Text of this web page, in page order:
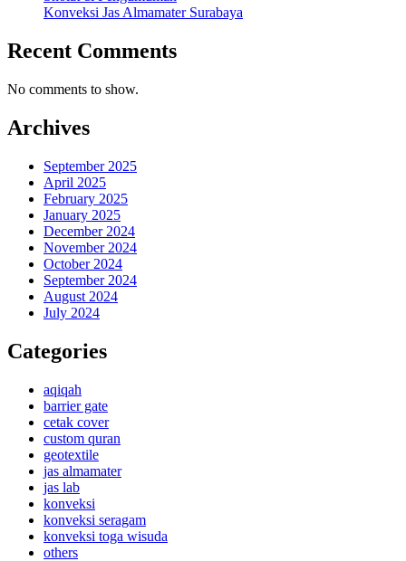
Konveksi Jas Almamater Surabaya
Recent Comments
No comments to show.
Archives
September 2025
April 2025
February 2025
January 2025
December 2024
November 2024
October 2024
September 2024
August 2024
July 2024
Categories
aqiqah
barrier gate
cetak cover
custom quran
geotextile
jas almamater
jas lab
konveksi
konveksi seragam
konveksi toga wisuda
others